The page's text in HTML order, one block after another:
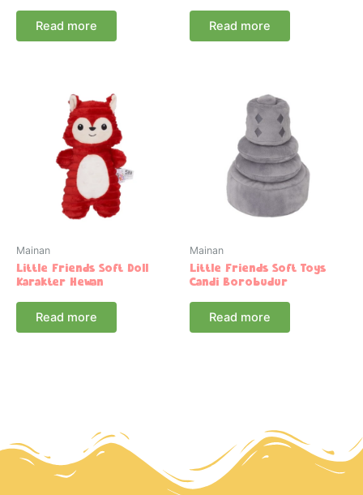
Read more Read more
Mainan
Little Friends Soft Doll
Karakter Hewan
Read more
Mainan
Little Friends Soft Toys
Candi Borobudur
Read more